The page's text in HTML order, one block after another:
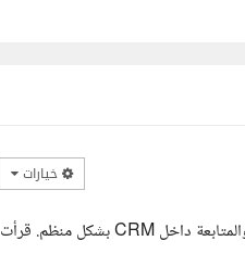
خيارات
اشتغلت على GHL وعندي خبرة في بناء Workflows، أتمتة متابعة الليدز، الفانيلز، الفورمز، وربط الحجز والمتابعة داخل CRM بشكل منظم. قرأت